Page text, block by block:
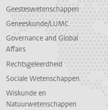
Geesteswetenschappen
Geneeskunde/LUMC
Governance and Global
Affairs
Rechtsgeleerdheid
Sociale Wetenschappen
Wiskunde en
Natuurwetenschappen